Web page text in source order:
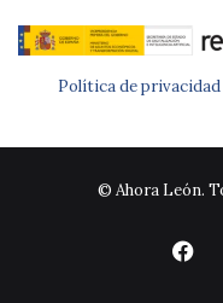
Política de privacidad
© Ahora León.